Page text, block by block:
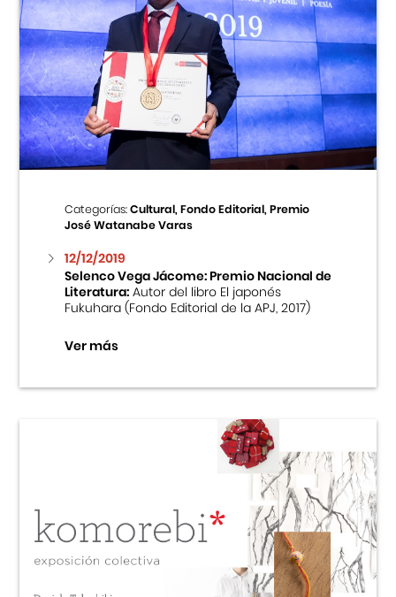
Categorías:Cultural, Fondo Editorial, Premio
José Watanabe Varas
12/12/2019
Selenco Vega Jácome: Premio Nacional de
Literatura:Autor del libro El japonés
Fukuhara (Fondo Editorial de la APJ, 2017)
Ver más